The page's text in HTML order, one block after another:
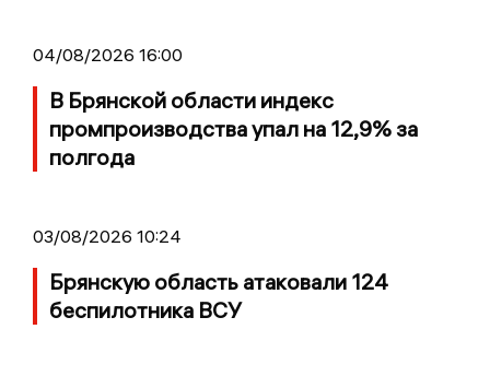
04/08/2026 16:00
В Брянской области индекс
промпроизводства упал на 12,9% за
полгода
03/08/2026 10:24
Брянскую область атаковали 124
беспилотника ВСУ